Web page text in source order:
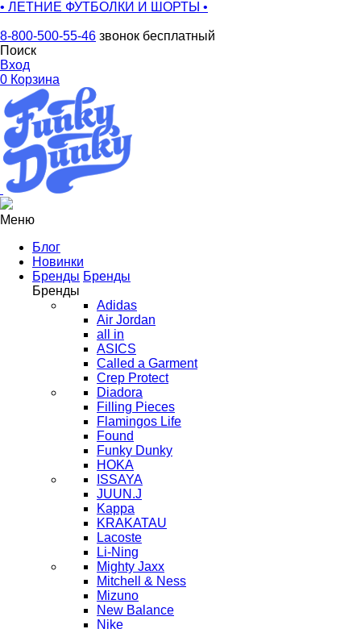
• ЛЕТНИЕ ФУТБОЛКИ И ШОРТЫ •
8-800-500-55-46 звонок бесплатный
Поиск
Вход
0 Корзина
Меню
Блог
Новинки
Бренды Бренды
Бренды
Adidas
Air Jordan
all in
ASICS
Called a Garment
Crep Protect
Diadora
Filling Pieces
Flamingos Life
Found
Funky Dunky
HOKA
ISSAYA
JUUN.J
Kappa
KRAKATAU
Lacoste
Li-Ning
Mighty Jaxx
Mitchell & Ness
Mizuno
New Balance
Nike